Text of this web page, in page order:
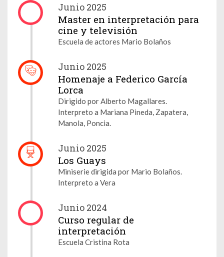
Junio 2025
Master en interpretación para
cine y televisión
Escuela de actores Mario Bolaños
Junio 2025
Homenaje a Federico García
Lorca
Dirigido por Alberto Magallares.
Interpreto a Mariana Pineda, Zapatera,
Manola, Poncia.
Junio 2025
Los Guays
Miniserie dirigida por Mario Bolaños.
Interpreto a Vera
Junio 2024
Curso regular de
interpretación
Escuela Cristina Rota